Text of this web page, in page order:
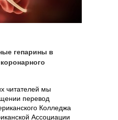
гепарины в
читателей мы
перевод
Колледжа
Ассоциации